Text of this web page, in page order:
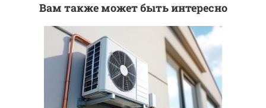
Вам также может быть интересно